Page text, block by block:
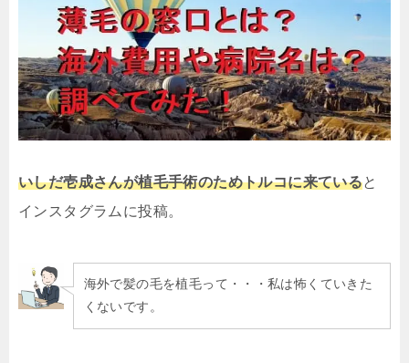
いしだ壱成さんが植毛手術のためトルコに来ていると
インスタグラムに投稿。
海外で髪の毛を植毛って・・・私は怖くていきた
くないです。